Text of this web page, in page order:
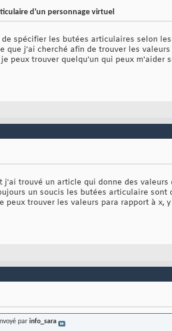
d'un personnage virtuel
spécifier les butées articulaires selon
que j'ai cherché afin de trouver les
peux trouver quelqu’un qui peux m'aider
j'ai trouvé un article qui donne des
un soucis les butées articulaire sont
peux trouver les valeurs para rapport à x, y
par info_sara